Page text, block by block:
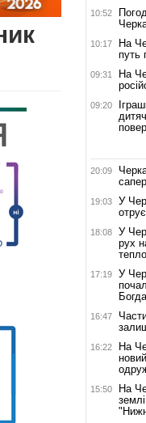
10:52
10:17
На
путь
09:31
На
09:20
20:09
19:03
У
18:08
У
рух
17:19
У
16:47
16:22
На
15:50
На